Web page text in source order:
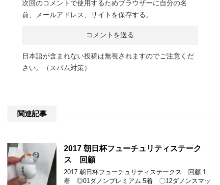
次回のコメントで使用するためブラウザーに自分の名
前、メールアドレス、サイトを保存する。
日本語が含まれない投稿は無視されますのでご注意くだ
さい。（スパム対策）
関連記事
2017 朝日杯フューチュリティステーク
ス 回顧
2017 朝日杯フューチュリティステークス 回顧 1
着 ◎01ダノンプレミアム 5着 〇12ダノンスマッ